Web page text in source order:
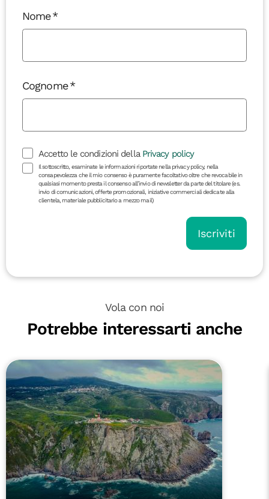
Nome
Cognome
Accetto le condizioni della Privacy policy
Il sottoscritto, esaminate le informazioni riportate nella privacy policy, nella
consapevolezza che il mio consenso è puramente facoltativo oltre che revocabile in
qualsiasi momento presta il consenso all’invio di newsletter da parte del titolare (es.
invio di comunicazioni, offerte promozionali, iniziative commerciali dedicate alla
clientela, materiale pubblicitario a mezzo mail)
Iscriviti
Vola con noi
Potrebbe interessarti anche